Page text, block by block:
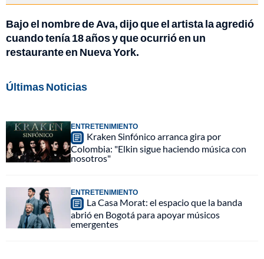
Bajo el nombre de Ava, dijo que el artista la agredió
cuando tenía 18 años y que ocurrió en un
restaurante en Nueva York.
Últimas Noticias
ENTRETENIMIENTO
Kraken Sinfónico arranca gira por
Colombia: "Elkin sigue haciendo música con
nosotros"
ENTRETENIMIENTO
La Casa Morat: el espacio que la banda
abrió en Bogotá para apoyar músicos
emergentes